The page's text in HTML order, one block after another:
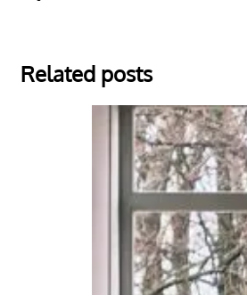
Related posts